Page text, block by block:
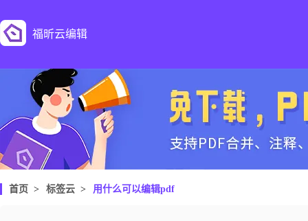
福昕云编辑
首页 > 标签云 > 用什么可以编辑pdf